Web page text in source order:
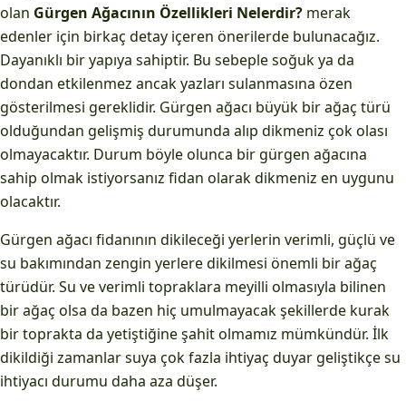
olan Gürgen Ağacının Özellikleri Nelerdir? merak
edenler için birkaç detay içeren önerilerde bulunacağız.
Dayanıklı bir yapıya sahiptir. Bu sebeple soğuk ya da
dondan etkilenmez ancak yazları sulanmasına özen
gösterilmesi gereklidir. Gürgen ağacı büyük bir ağaç türü
olduğundan gelişmiş durumunda alıp dikmeniz çok olası
olmayacaktır. Durum böyle olunca bir gürgen ağacına
sahip olmak istiyorsanız fidan olarak dikmeniz en uygunu
olacaktır.
Gürgen ağacı fidanının dikileceği yerlerin verimli, güçlü ve
su bakımından zengin yerlere dikilmesi önemli bir ağaç
türüdür. Su ve verimli topraklara meyilli olmasıyla bilinen
bir ağaç olsa da bazen hiç umulmayacak şekillerde kurak
bir toprakta da yetiştiğine şahit olmamız mümkündür. İlk
dikildiği zamanlar suya çok fazla ihtiyaç duyar geliştikçe su
ihtiyacı durumu daha aza düşer.